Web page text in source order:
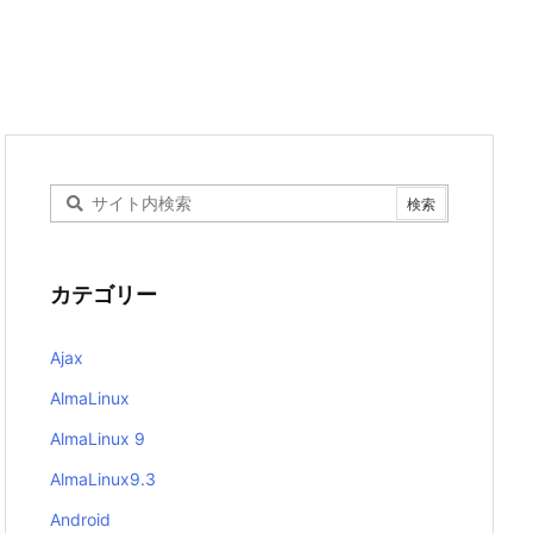
カテゴリー
Ajax
AlmaLinux
AlmaLinux 9
AlmaLinux9.3
Android